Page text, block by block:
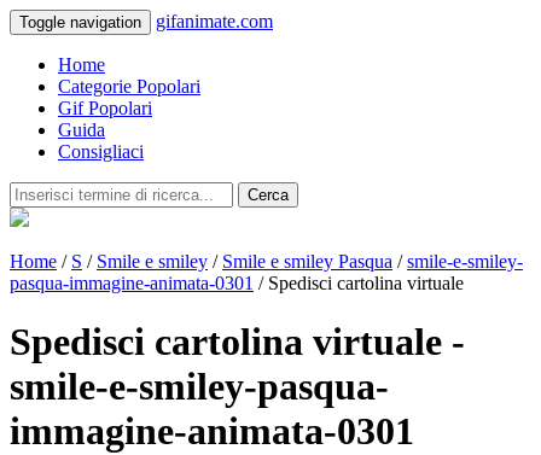
Toggle navigation gifanimate.com
Home
Categorie Popolari
Gif Popolari
Guida
Consigliaci
Cerca
Home / S / Smile e smiley / Smile e smiley Pasqua /smile-e-smiley-
pasqua-immagine-animata-0301 / Spedisci cartolina virtuale
Spedisci cartolina virtuale -
smile-e-smiley-pasqua-
immagine-animata-0301